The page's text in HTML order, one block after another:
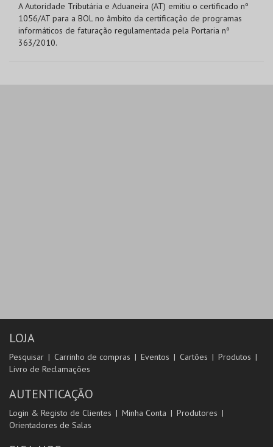
A Autoridade Tributária e Aduaneira (AT) emitiu o certificado nº
1056/AT para a BOL no âmbito da certificação de programas
informáticos de faturação regulamentada pela Portaria nº
363/2010.
LOJA
Pesquisar Carrinho de compras Eventos Cartões
Produtos
Livro de Reclamações
AUTENTICAÇÃO
Login & Registo de Clientes Minha Conta
Produtores
Orientadores de Salas